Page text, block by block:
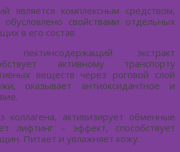
является комплексным средством,
обусловлено свойствами отдельных
в его состав.
пектинсодержащий экстракт
активному транспорту
веществ через роговой слой
оказывает антиоксидантное и
коллагена, активизирует обменные
лифтинг – эффект, способствует
Питает и увлажняет кожу.